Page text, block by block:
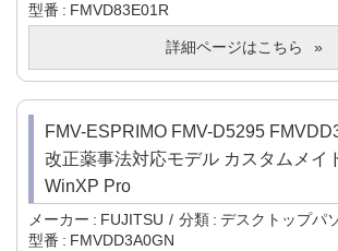
型番
FMVD83E01R
詳細ページはこちら
FMV-ESPRIMO FMV-D5295
改正薬事法対応モデル カスタムメイ
WinXP Pro
メーカー FUJITSU 分類
デスクトップパ
型番
FMVDD3A0GN